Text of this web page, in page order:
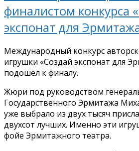
финалистом конкурса
экспонат для
Международный конкурс
игрушки «Создай экспонат для
подошёл к финалу.
Жюри под руководством
Государственного Эрмитажа
уже выбрало из двух тысяч
двухсот лучших. Именно эти
фойе Эрмитажного театра.